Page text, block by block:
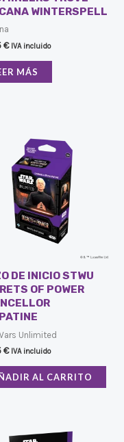
WINTERSPELL
€ IVA incluido
MÁS
DE INICIO STWU
OF POWER
Unlimited
€ IVA incluido
AL CARRITO